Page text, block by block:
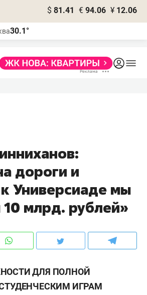
$ 81.41 € 94.06 ¥ 12.06
30.1°
дороги и
Универсиаде мы
млрд. рублей»
ДЛЯ ПОЛНОЙ
ИГРАМ